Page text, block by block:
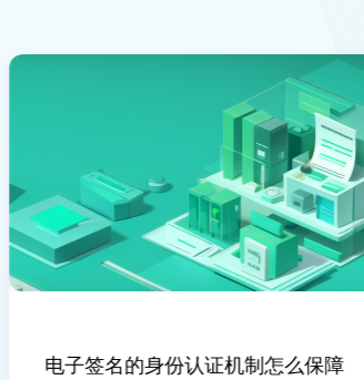
电子签名的身份认证机制怎么保障